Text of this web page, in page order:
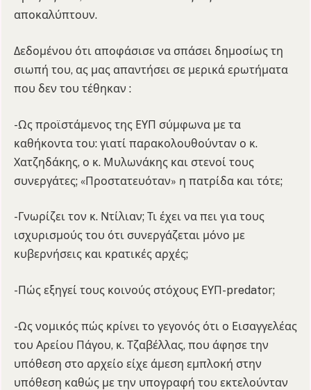
αποκαλύπτουν.
Δεδομένου ότι αποφάσισε να σπάσει δημοσίως τη
σιωπή του, ας μας απαντήσει σε μερικά ερωτήματα
που δεν του τέθηκαν :
-Ως προϊστάμενος της ΕΥΠ σύμφωνα με τα
καθήκοντα του: γιατί παρακολουθούνταν ο κ.
Χατζηδάκης, ο κ. Μυλωνάκης και στενοί τους
συνεργάτες; «Προστατευόταν» η πατρίδα και τότε;
-Γνωρίζει τον κ. Ντίλιαν; Τι έχει να πει για τους
ισχυρισμούς του ότι συνεργάζεται μόνο με
κυβερνήσεις και κρατικές αρχές;
-Πώς εξηγεί τους κοινούς στόχους ΕΥΠ-predator;
-Ως νομικός πώς κρίνει το γεγονός ότι ο Εισαγγελέας
του Αρείου Πάγου, κ. Τζαβέλλας, που άφησε την
υπόθεση στο αρχείο είχε άμεση εμπλοκή στην
υπόθεση καθώς με την υπογραφή του εκτελούνταν